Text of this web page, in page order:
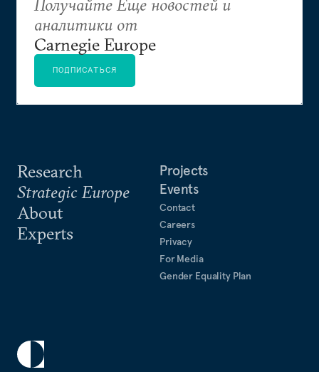
Research
Strategic Europe
About
Experts
Projects
Events
Contact
Careers
Privacy
For Media
Gender Equality Plan
Получайте Еще новостей и
аналитики от
Carnegie Europe
ПОДПИСАТЬСЯ